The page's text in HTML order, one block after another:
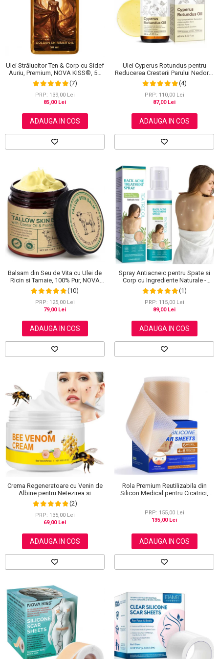
Scrub / Balsam de buze
Netestate pe Animale
Ulei Strălucitor Ten & Corp cu Sidef
Auriu, Premium, NOVA KISS®, 50
ml
(7)
PRP: 139,00 Lei
85,00 Lei
ADAUGA IN COS
Ulei Cyperus Rotundus pentru
Reducerea Cresterii Parului Nedorit,
100% Formula Naturala, NOVA
KISS®, 60 ml
(4)
PRP: 110,00 Lei
87,00 Lei
ADAUGA IN COS
Balsam din Seu de Vita cu Ulei de
Ricin si Tamaie, 100% Pur, NOVA
KISS®, 120 g(10)
PRP: 125,00 Lei
79,00 Lei
ADAUGA IN COS
Spray Antiacneic pentru Spate si
Corp cu Ingrediente Naturale -
Reduce Cosurile si Excesul de
Sebum, 120 ml
(1)
PRP: 115,00 Lei
89,00 Lei
ADAUGA IN COS
Crema Regeneratoare cu Venin de
Albine pentru Netezirea si
Reinoirea Pielii, 100 g
(2)
PRP: 135,00 Lei
69,00 Lei
ADAUGA IN COS
Rola Premium Reutilizabila din
Silicon Medical pentru Cicatrici,
PRP: 155,00 Lei
135,00 Lei
ADAUGA IN COS